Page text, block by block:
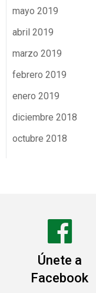
mayo 2019
abril 2019
marzo 2019
febrero 2019
enero 2019
diciembre 2018
octubre 2018
Únete a
Facebook